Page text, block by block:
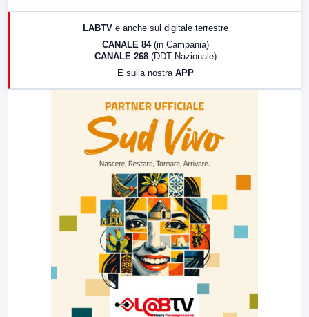
LABTV e anche sul digitale terrestre
CANALE 84 (in Campania)
CANALE 268 (DDT Nazionale)
E sulla nostra APP